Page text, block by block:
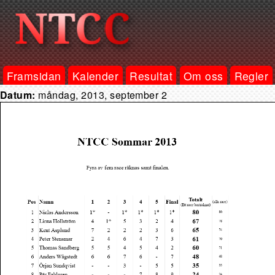
Framsidan Kalender Resultat Om oss Regler
Datum: måndag, 2013, september 2